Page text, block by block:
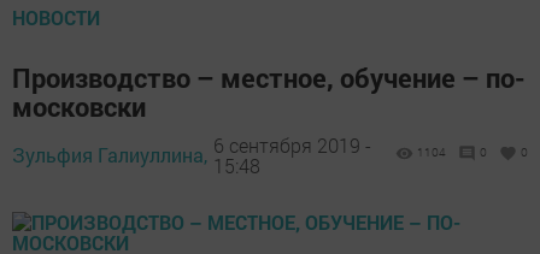
НОВОСТИ
Производство – местное, обучение – по-
московски
Зульфия Галиуллина, 6 сентября 2019 -
15:48
1104 0 0